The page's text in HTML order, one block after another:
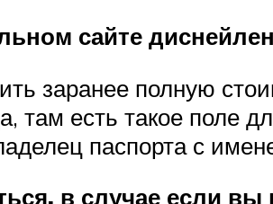
сайте
заранее полную
есть такое поле
паспорта с
в случае если